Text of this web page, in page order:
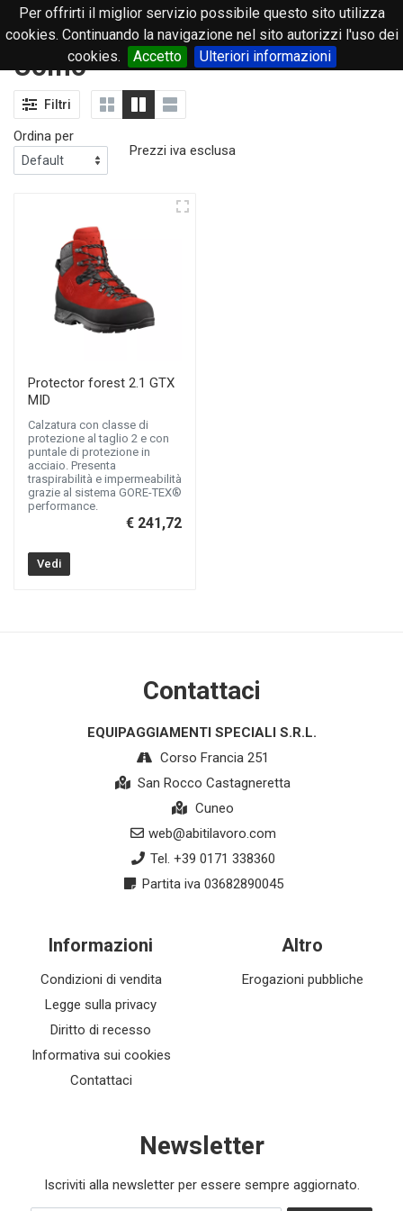
Per offrirti il miglior servizio possibile questo sito utilizza
cookies. Continuando la navigazione nel sito autorizzi l'uso dei
cookies.
Accetto Ulteriori informazioni
0
Uomo
Filtri
Ordina per
Prezzi iva esclusa
Protector forest 2.1 GTX
MID
Calzatura con classe di
protezione al taglio 2 e con
puntale di protezione in
acciaio. Presenta
traspirabilità e impermeabilità
grazie al sistema GORE-TEX®
performance.
€ 241,72
Vedi
Contattaci
EQUIPAGGIAMENTI SPECIALI S.R.L.
Corso Francia 251
San Rocco Castagneretta
Cuneo
web@abitilavoro.com
Tel. +39 0171 338360
Partita iva 03682890045
Informazioni
Condizioni di vendita
Legge sulla privacy
Diritto di recesso
Informativa sui cookies
Contattaci
Altro
Erogazioni pubbliche
Newsletter
Iscriviti alla newsletter per essere sempre aggiornato.